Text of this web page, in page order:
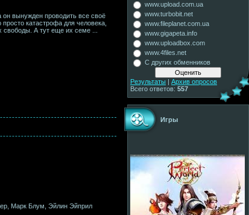
вынужден проводить все своё
катастрофа для человека,
свободы. А тут еще их семе
Марк Блум, Эйлин Эйприл
www.upload.com.ua
www.turbobit.net
www.fileplanet.com.ua
www.gigapeta.info
www.uploadbox.com
www.4files.net
С других обменников
Результаты | Архив опросов
Всего ответов: 557
Игры